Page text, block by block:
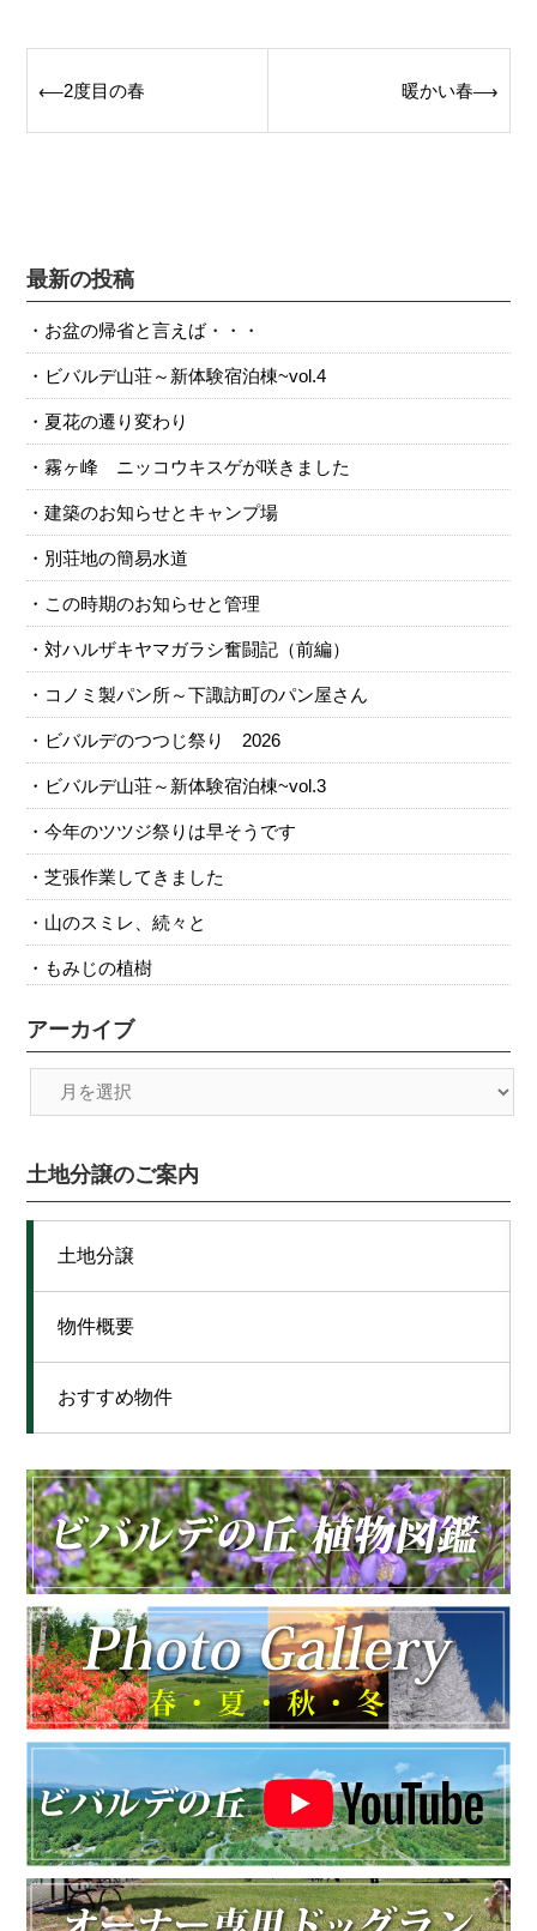
Post
navigation
⟵2度目の春 暖かい春⟶
最新の投稿
お盆の帰省と言えば・・・
ビバルデ山荘～新体験宿泊棟~vol.4
夏花の遷り変わり
霧ヶ峰 ニッコウキスゲが咲きました
建築のお知らせとキャンプ場
別荘地の簡易水道
この時期のお知らせと管理
対ハルザキヤマガラシ奮闘記（前編）
コノミ製パン所～下諏訪町のパン屋さん
ビバルデのつつじ祭り 2026
ビバルデ山荘～新体験宿泊棟~vol.3
今年のツツジ祭りは早そうです
芝張作業してきました
山のスミレ、続々と
もみじの植樹
アーカイブ
土地分譲のご案内
土地分譲
物件概要
おすすめ物件